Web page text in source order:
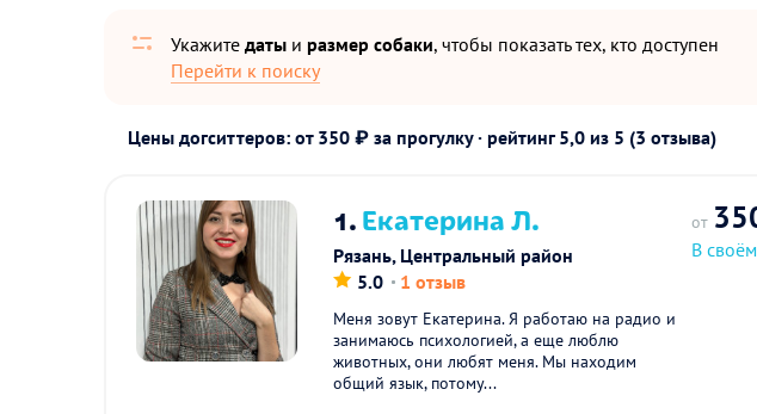
Укажите даты и размер собаки, чтобы показать тех, кто доступен
Перейти к поиску
Цены догситтеров: от 350 ₽ за прогулку · рейтинг 5,0 из 5 (3 отзыва)
1.Екатерина Л.
Рязань, Центральный район
5.0
1 отзыв
Меня зовут Екатерина. Я работаю на радио и
занимаюсь психологией, а еще люблю
животных, они любят меня. Мы находим
общий язык, потому...
от
В